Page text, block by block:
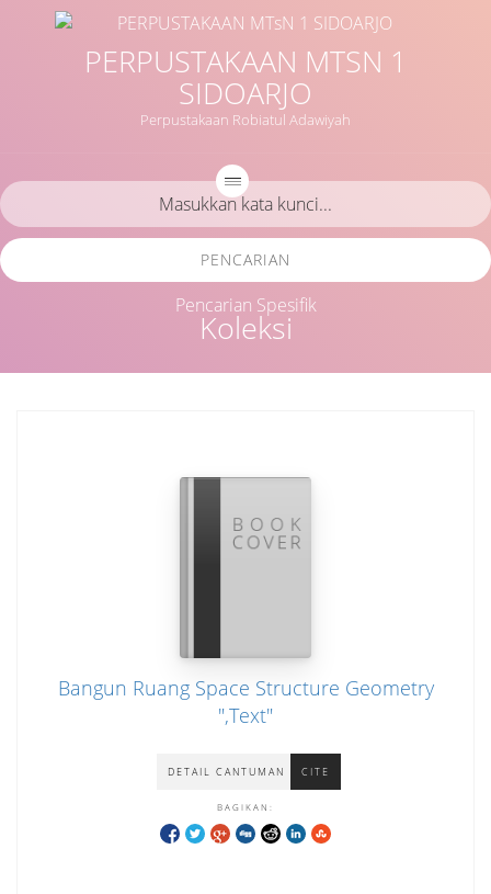
PERPUSTAKAAN MTSN 1
SIDOARJO
Perpustakaan Robiatul Adawiyah
Koleksi
PENCARIAN
Pencarian Spesifik
Bangun Ruang Space Structure Geometry
",Text"
DETAIL CANTUMAN CITE
BAGIKAN: